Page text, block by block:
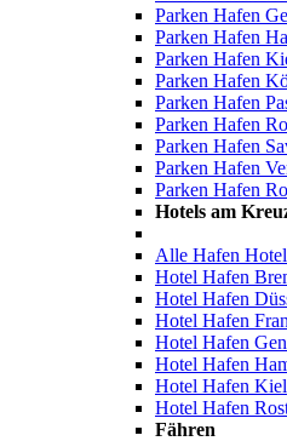
Parken Hafen
Parken Hafen
Parken Hafen
Parken Hafen
Parken Hafen
Parken Hafen
Parken Hafen
Parken Hafen
Parken Hafen
Hotels am
Alle Hafen
Hotel Hafen
Hotel Hafen
Hotel Hafen
Hotel Hafen
Hotel Hafen
Hotel Hafen Kiel
Hotel Hafen
Fähren